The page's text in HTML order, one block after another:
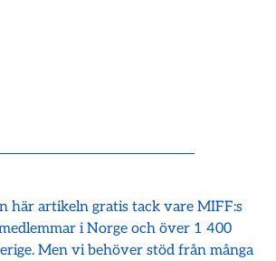
här artikeln gratis tack vare MIFF:s
i Norge och över 1 400
Men vi behöver stöd från många